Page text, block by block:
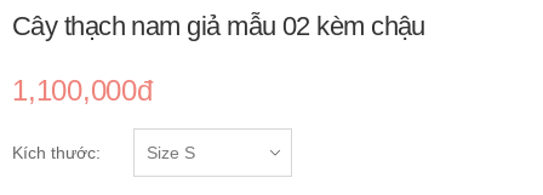
Cây thạch nam giả mẫu 02 kèm chậu
1,100,000đ
Kích thước: